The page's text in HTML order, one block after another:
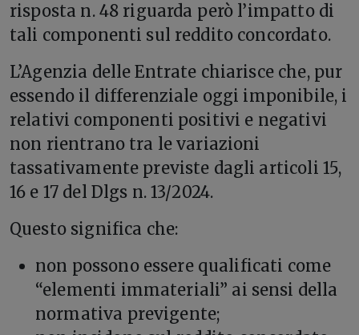
risposta n. 48 riguarda però l’impatto di
tali componenti sul reddito concordato.
L’Agenzia delle Entrate chiarisce che, pur
essendo il differenziale oggi imponibile, i
relativi componenti positivi e negativi
non rientrano tra le variazioni
tassativamente previste dagli articoli 15,
16 e 17 del Dlgs n. 13/2024.
Questo significa che:
non possono essere qualificati come
“elementi immateriali” ai sensi della
normativa previgente;